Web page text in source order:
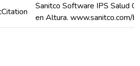
Sanitco Software IPS Salud
en Altura. www.sanitco.com/